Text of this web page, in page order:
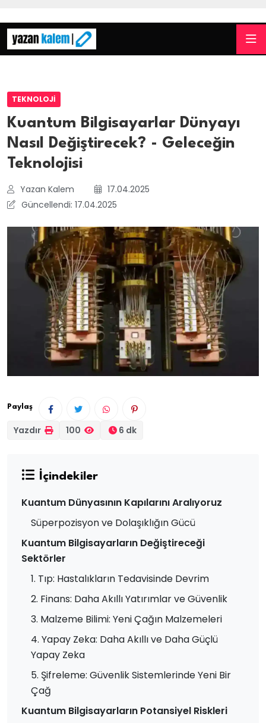
TEKNOLOJI
Kuantum Bilgisayarlar Dünyayı
Nasıl Değiştirecek? - Geleceğin
Teknolojisi
Yazan Kalem
17.04.2025
Güncellendi: 17.04.2025
Paylaş
Yazdır 100 6 dk
İçindekiler
Kuantum Dünyasının Kapılarını Aralıyoruz
Süperpozisyon ve Dolaşıklığın Gücü
Kuantum Bilgisayarların Değiştireceği
Sektörler
1. Tıp: Hastalıkların Tedavisinde Devrim
2. Finans: Daha Akıllı Yatırımlar ve Güvenlik
3. Malzeme Bilimi: Yeni Çağın Malzemeleri
4. Yapay Zeka: Daha Akıllı ve Daha Güçlü
Yapay Zeka
5. Şifreleme: Güvenlik Sistemlerinde Yeni Bir
Çağ
Kuantum Bilgisayarların Potansiyel Riskleri